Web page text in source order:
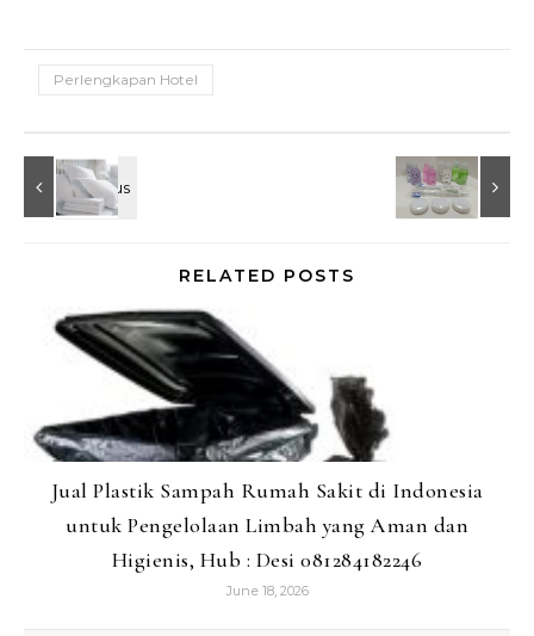
Perlengkapan Hotel
RELATED POSTS
Jual Plastik Sampah Rumah Sakit di Indonesia
untuk Pengelolaan Limbah yang Aman dan
Higienis, Hub : Desi 081284182246
June 18, 2026